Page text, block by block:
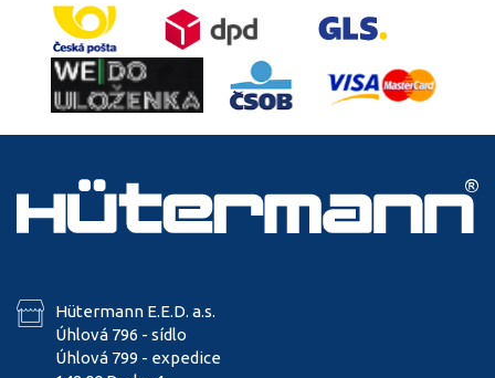
Hütermann E.E.D. a.s.
Úhlová 796 - sídlo
Úhlová 799 - expedice